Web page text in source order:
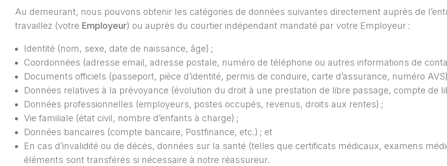
Au demeurant, nous pouvons obtenir les catégories de données suivantes directement auprès de
travaillez (votre Employeur) ou auprès du courtier indépendant mandaté par votre Employeur :
Identité (nom, sexe, date de naissance, âge) ;
Coordonnées (adresse email, adresse postale, numéro de téléphone ou autres informations de
Documents officiels (passeport, pièce d’identité, permis de conduire, carte d’assurance, numéro
Données relatives à la prévoyance (évolution du droit à une prestation de libre passage, compte de
Données professionnelles (employeurs, postes occupés, revenus, droits aux rentes) ;
Vie familiale (état civil, nombre d’enfants à charge) ;
Données bancaires (compte bancaire, Postfinance, etc.) ; et
En cas d’invalidité ou de décès, données sur la santé (telles que certificats médicaux, examens
éléments sont transférés si nécessaire à notre réassureur.